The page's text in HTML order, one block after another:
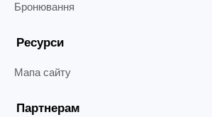
Бронювання
Ресурси
Мапа сайту
Партнерам